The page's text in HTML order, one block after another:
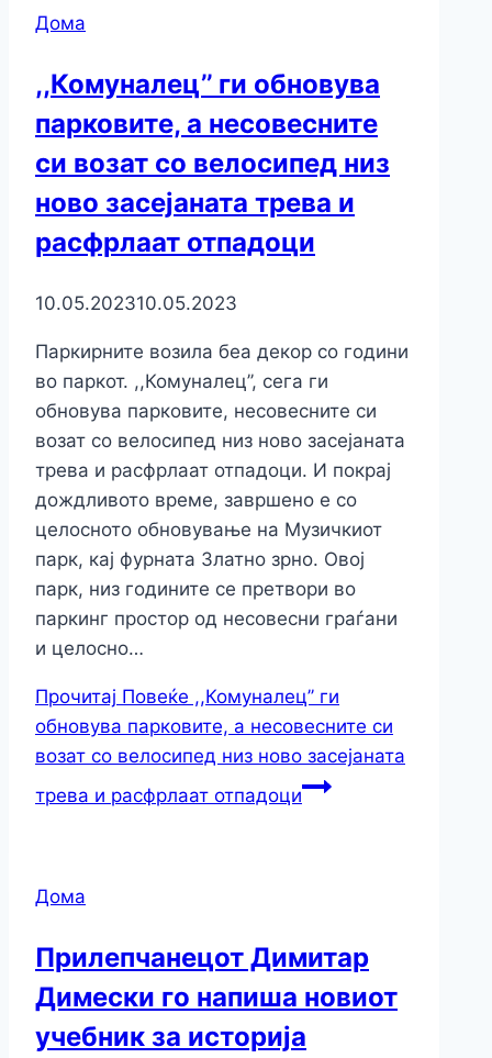
Дома
,,Комуналец’’ ги обновува
парковите, а несовесните
си возат со велосипед низ
ново засејаната трева и
расфрлаат отпадоци
10.05.202310.05.2023
Паркирните возила беа декор со години
во паркот. ,,Комуналец’’, сега ги
обновува парковите, несовесните си
возат со велосипед низ ново засејаната
трева и расфрлаат отпадоци. И покрај
дождливото време, завршено е со
целосното обновување на Музичкиот
парк, кај фурната Златно зрно. Овој
парк, низ годините се претвори во
паркинг простор од несовесни граѓани
и целосно…
Прочитај Повеќе ,,Комуналец’’ ги
обновува парковите, а несовесните си
возат со велосипед низ ново засејаната
трева и расфрлаат отпадоци
Дома
Прилепчанецот Димитар
Димески го напиша новиот
учебник за историја